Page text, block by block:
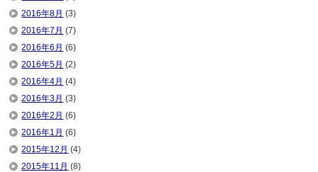
2016年8月 (3)
2016年7月 (7)
2016年6月 (6)
2016年5月 (2)
2016年4月 (4)
2016年3月 (3)
2016年2月 (6)
2016年1月 (6)
2015年12月 (4)
2015年11月 (8)